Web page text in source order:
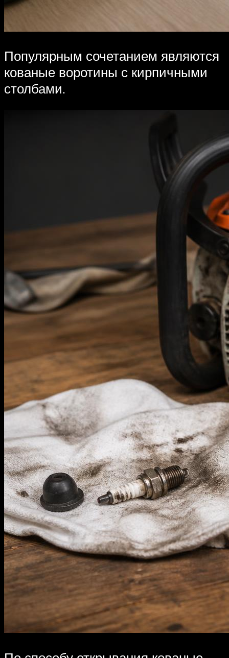
Популярным сочетанием являются
кованые воротины с кирпичными
столбами.